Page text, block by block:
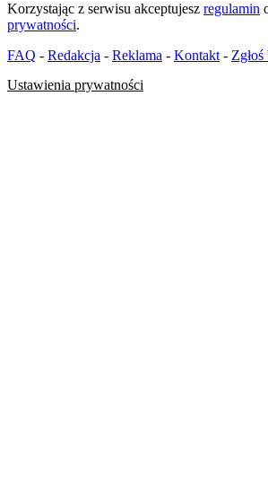
Korzystając z serwisu akceptujesz regulamin
prywatności.
FAQ - Redakcja - Reklama - Kontakt - Zgłoś
Ustawienia prywatności